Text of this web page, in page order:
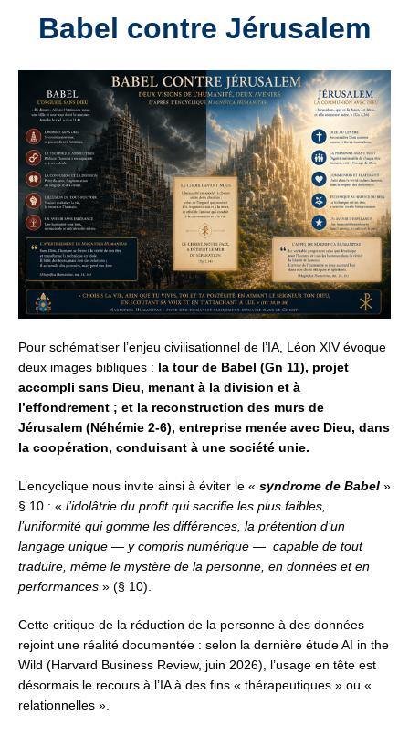
Babel contre Jérusalem
Pour schématiser l’enjeu civilisationnel de l’IA, Léon XIV évoque
deux images bibliques : la tour de Babel (Gn 11), projet
accompli sans Dieu, menant à la division et à
l’effondrement ; et la reconstruction des murs de
Jérusalem (Néhémie 2-6), entreprise menée avec Dieu, dans
la coopération, conduisant à une société unie.
L’encyclique nous invite ainsi à éviter le « syndrome de Babel »
§ 10 : « l’idolâtrie du profit qui sacrifie les plus faibles,
l’uniformité qui gomme les différences, la prétention d’un
langage unique — y compris numérique — capable de tout
traduire, même le mystère de la personne, en données et en
performances » (§ 10).
Cette critique de la réduction de la personne à des données
rejoint une réalité documentée : selon la dernière étude AI in the
Wild (Harvard Business Review, juin 2026), l’usage en tête est
désormais le recours à l’IAà des fins « thérapeutiques » ou «
relationnelles ».